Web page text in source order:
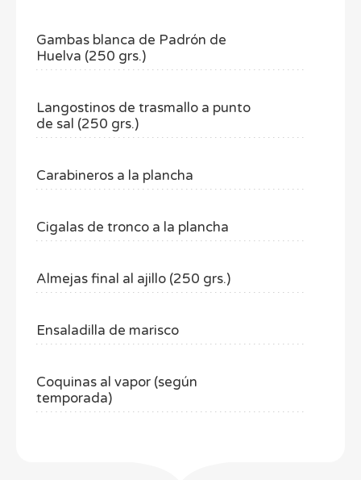
Gambas blanca de Padrón de
Huelva (250 grs.)
Langostinos de trasmallo a punto
de sal (250 grs.)
Carabineros a la plancha
Cigalas de tronco a la plancha
Almejas final al ajillo (250 grs.)
Ensaladilla de marisco
Coquinas al vapor (según
temporada)